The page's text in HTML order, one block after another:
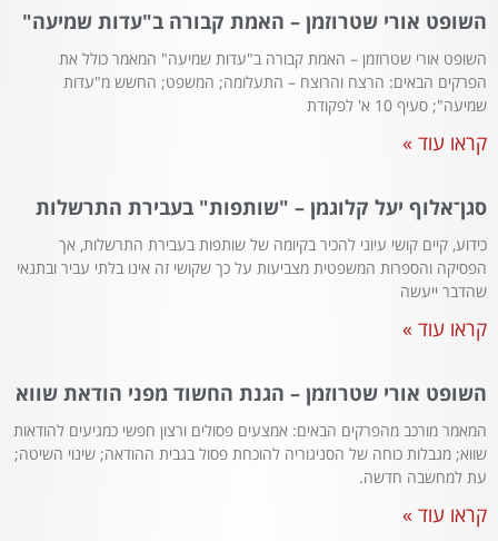
השופט אורי שטרוזמן – האמת קבורה ב"עדות שמיעה"
השופט אורי שטרוזמן – האמת קבורה ב"עדות שמיעה" המאמר כולל את
הפרקים הבאים: הרצח והרוצח – התעלומה; המשפט; החשש מ"עדות
שמיעה"; סעיף 10 א' לפקודת
קראו עוד »
סגן־אלוף יעל קלוגמן – "שותפות" בעבירת התרשלות
כידוע, קיים קושי עיוני להכיר בקיומה של שותפות בעבירת התרשלות, אך
הפסיקה והספרות המשפטית מצביעות על כך שקושי זה אינו בלתי עביר ובתנאי
שהדבר ייעשה
קראו עוד »
השופט אורי שטרוזמן – הגנת החשוד מפני הודאת שווא
המאמר מורכב מהפרקים הבאים: אמצעים פסולים ורצון חפשי כמגיעים להודאות
שווא; מגבלות כוחה של הסניגוריה להוכחת פסול בגבית ההודאה; שינוי השיטה;
עת למחשבה חדשה.
קראו עוד »